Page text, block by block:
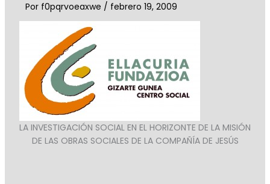
Por f0pqrvoeaxwe / febrero 19, 2009
LA INVESTIGACIÓN SOCIAL EN EL HORIZONTE DE LA MISIÓN
DE LAS OBRAS SOCIALES DE LA COMPAÑÍA DE JESÚS